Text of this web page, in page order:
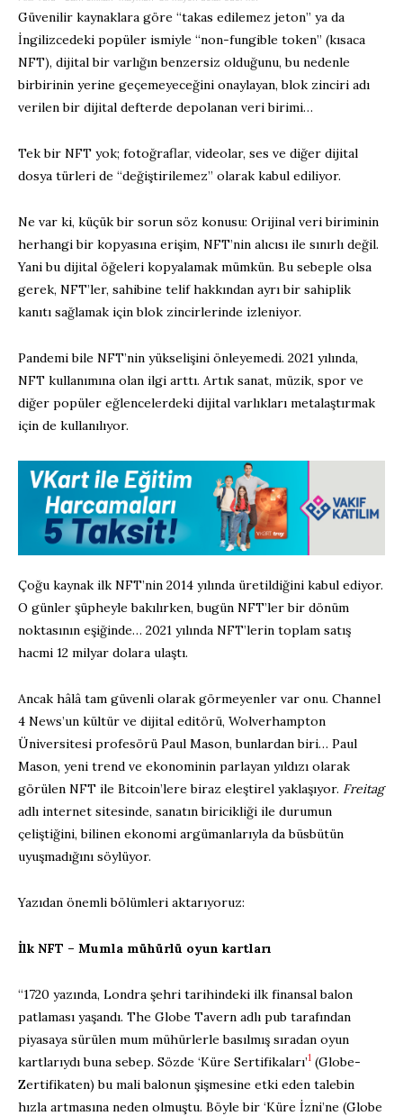
Güvenilir kaynaklara göre “takas edilemez jeton” ya da
İngilizcedeki popüler ismiyle “non-fungible token” (kısaca
NFT), dijital bir varlığın benzersiz olduğunu, bu nedenle
birbirinin yerine geçemeyeceğini onaylayan, blok zinciri adı
verilen bir dijital defterde depolanan veri birimi…
Tek bir NFT yok; fotoğraflar, videolar, ses ve diğer dijital
dosya türleri de “değiştirilemez” olarak kabul ediliyor.
Ne var ki, küçük bir sorun söz konusu: Orijinal veri biriminin
herhangi bir kopyasına erişim, NFT’nin alıcısı ile sınırlı değil.
Yani bu dijital öğeleri kopyalamak mümkün. Bu sebeple olsa
gerek, NFT’ler, sahibine telif hakkından ayrı bir sahiplik
kanıtı sağlamak için blok zincirlerinde izleniyor.
Pandemi bile NFT’nin yükselişini önleyemedi. 2021 yılında,
NFT kullanımına olan ilgi arttı. Artık sanat, müzik, spor ve
diğer popüler eğlencelerdeki dijital varlıkları metalaştırmak
için de kullanılıyor.
Çoğu kaynak ilk NFT’nin 2014 yılında üretildiğini kabul ediyor.
O günler şüpheyle bakılırken, bugün NFT’ler bir dönüm
noktasının eşiğinde… 2021 yılında NFT’lerin toplam satış
hacmi 12 milyar dolara ulaştı.
Ancak hâlâ tam güvenli olarak görmeyenler var onu. Channel
4 News’un kültür ve dijital editörü, Wolverhampton
Üniversitesi profesörü Paul Mason, bunlardan biri… Paul
Mason, yeni trend ve ekonominin parlayan yıldızı olarak
görülen NFT ile Bitcoin’lere biraz eleştirel yaklaşıyor. Freitag
adlı internet sitesinde, sanatın biricikliği ile durumun
çeliştiğini, bilinen ekonomi argümanlarıyla da büsbütün
uyuşmadığını söylüyor.
Yazıdan önemli bölümleri aktarıyoruz:
İlk NFT – Mumla mühürlü oyun kartları
“1720 yazında, Londra şehri tarihindeki ilk finansal balon
patlaması yaşandı. The Globe Tavern adlı pub tarafından
piyasaya sürülen mum mühürlerle basılmış sıradan oyun
kartlarıydı buna sebep. Sözde ‘Küre Sertifikaları’1 (Globe-
Zertifikaten) bu mali balonun şişmesine etki eden talebin
hızla artmasına neden olmuştu. Böyle bir ‘Küre İzni’ne (Globe